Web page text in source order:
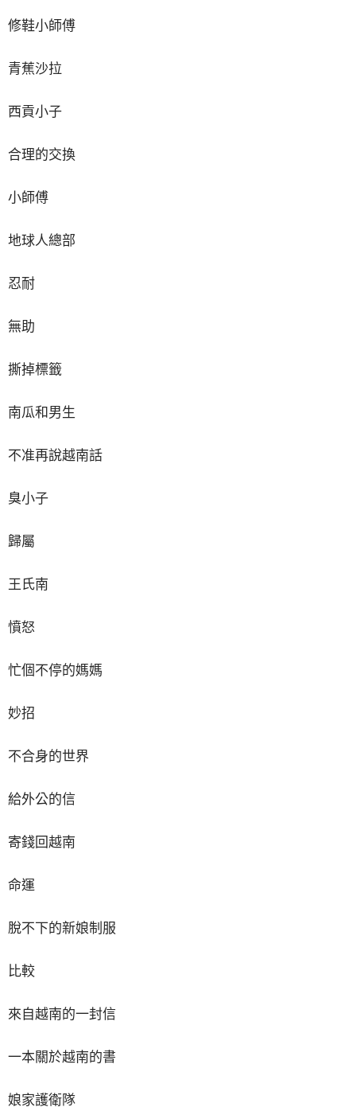
修鞋小師傅
青蕉沙拉
西貢小子
合理的交換
小師傅
地球人總部
忍耐
無助
撕掉標籤
南瓜和男生
不准再說越南話
臭小子
歸屬
王氏南
憤怒
忙個不停的媽媽
妙招
不合身的世界
給外公的信
寄錢回越南
命運
脫不下的新娘制服
比較
來自越南的一封信
一本關於越南的書
娘家護衛隊